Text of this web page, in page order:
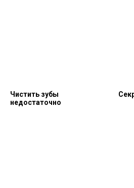
Чистить зубы
недостаточно